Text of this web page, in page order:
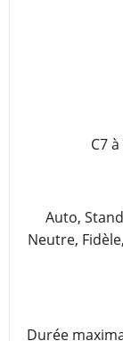
C7
Auto,
Neutre,
Durée